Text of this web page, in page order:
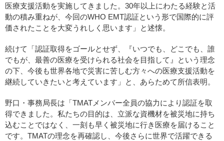
医療支援活動を実施してきました。30年以上にわたる経験と活
動の積み重ねが、今回のWHO EMT認証という形で国際的に評
価されたことを大変うれしく思います」と述懐。
続けて「認証取得をゴールとせず、『いつでも、どこでも、誰
でもが、最善の医療を受けられる社会を目指して』という理念
の下、今後も世界各地で災害に苦しむ方々への医療支援活動を
継続していきたいと考えています」と、あらためて所信表明。
野口・事務局長は「TMATメンバー全員の協力により認証を取
得できました。私たちの目的は、立派な資機材を被災地に持ち
込むことではなく、一刻も早く被災地に行き医療を届けること
です。TMATの理念を再確認し、今後さらに世界で活躍できる